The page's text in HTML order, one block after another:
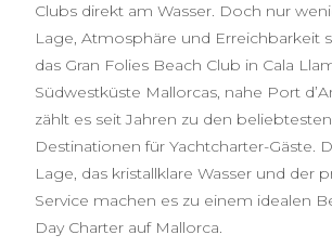
Clubs direkt am Wasser. Doch nur
Lage, Atmosphäre und Erreichbarkeit
das Gran Folies Beach Club in Cala
Südwestküste Mallorcas, nahe Port
zählt es seit Jahren zu den
Destinationen für Yachtcharter-Gäste.
Lage, das kristallklare Wasser und der
Service machen es zu einem idealen
Day Charter auf Mallorca.